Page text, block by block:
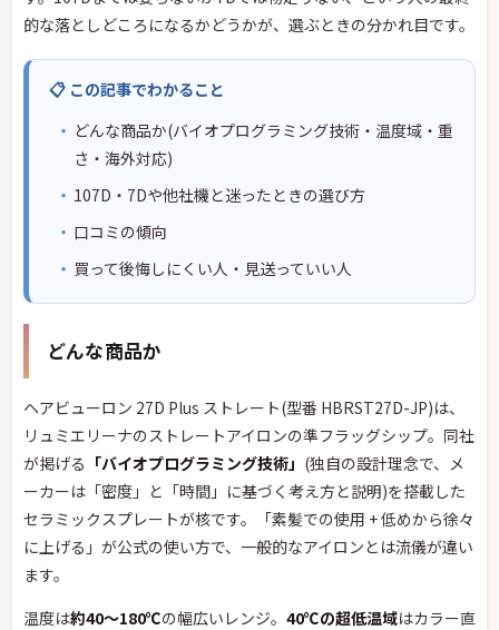
的な落としどころになるかどうかが、選ぶときの分かれ目です。
📋 この記事でわかること
どんな商品か(バイオプログラミング技術・温度域・重
さ・海外対応)
107D・7Dや他社機と迷ったときの選び方
口コミの傾向
買って後悔しにくい人・見送っていい人
どんな商品か
ヘアビューロン 27D Plus ストレート(型番 HBRST27D-JP)は、
リュミエリーナのストレートアイロンの準フラッグシップ。同社
が掲げる 「バイオプログラミング技術」 (独自の設計理念で、メ
ーカーは「密度」と「時間」に基づく考え方と説明)を搭載した
セラミックスプレートが核です。「素髪での使用 + 低めから徐々
に上げる」が公式の使い方で、一般的なアイロンとは流儀が違い
ます。
温度は約40〜180℃の幅広いレンジ。 40℃の超低温域はカラー直